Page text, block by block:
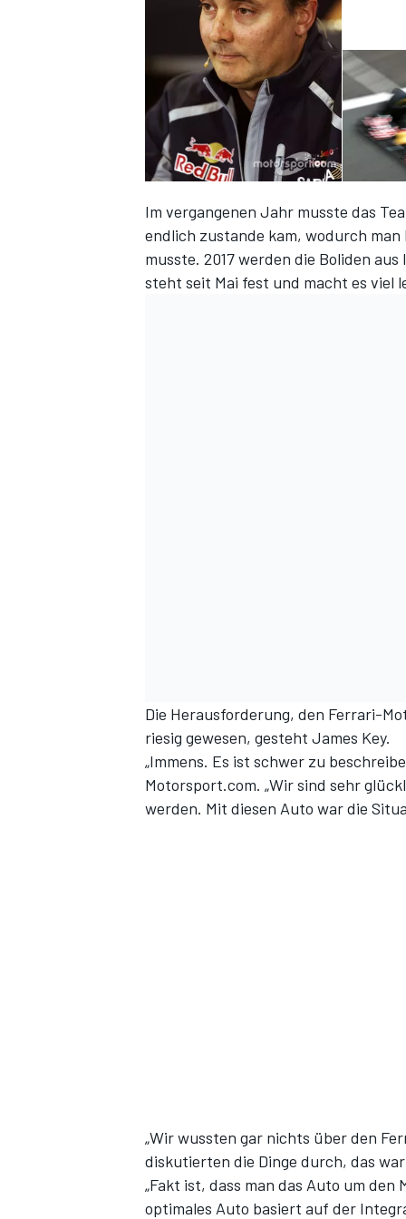
Im vergangenen Jahr musste das
endlich zustande kam, wodurch man
musste. 2017 werden die Boliden
steht seit Mai fest und macht es viel
Die Herausforderung, den Ferrari-
riesig gewesen, gesteht James Key.
„Immens. Es ist schwer zu
Motorsport.com. „Wir sind sehr
werden. Mit diesen Auto war die
„Wir wussten gar nichts über den
diskutierten die Dinge durch, das
„Fakt ist, dass man das Auto um
optimales Auto basiert auf der